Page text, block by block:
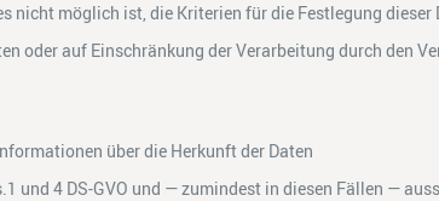
nicht möglich ist, die Kriterien für die Festlegung dieser
oder auf Einschränkung der Verarbeitung durch den
über die Herkunft der Daten
und 4 DS-GVO und — zumindest in diesen Fällen —